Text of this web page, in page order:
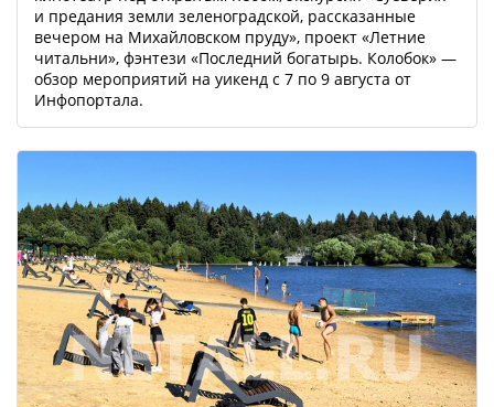
и предания земли зеленоградской, рассказанные
вечером на Михайловском пруду», проект «Летние
читальни», фэнтези «Последний богатырь. Колобок» —
обзор мероприятий на уикенд с 7 по 9 августа от
Инфопортала.